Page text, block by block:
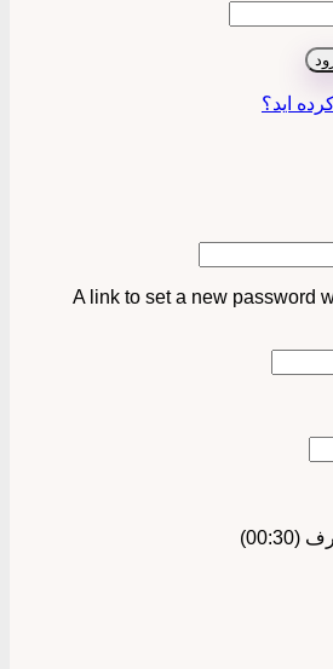
اید؟
A link to set a new password
(00:
30
)